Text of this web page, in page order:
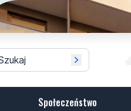
Społeczeństwo